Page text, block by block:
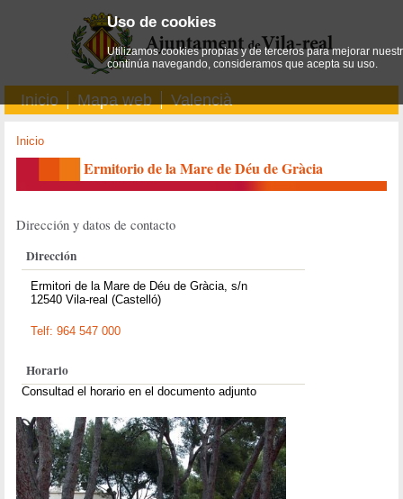
Inicio Mapa web Valencià
Inicio
Ermitorio de la Mare de Déu de Gràcia
Dirección y datos de contacto
Dirección
Ermitori de la Mare de Déu de Gràcia, s/n
12540 Vila-real (Castelló)
Telf: 964 547 000
Horario
Consultad el horario en el documento adjunto
Uso de cookies
Utilizamos cookies propias y de terceros para mejorar
continúa navegando, consideramos que acepta su uso.